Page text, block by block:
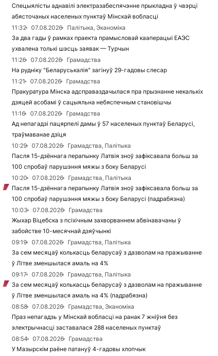
Спецыялісты аднавілі электразабеспячэнне прыкладна ў чвэрці
абясточаных населеных пунктаў Мінскай вобласці
11:32
07.08.2026
Палітыка, Эканоміка
За два гады ў рамках праекта прамысловай кааперацыі ЕАЭС
ухвалена толькі шэсць заявак — Турчын
11:26
07.08.2026
Грамадства
На рудніку "Беларуськалія" загінуў 29-гадовы слесар
11:21
07.08.2026
Грамадства
Пракуратура Мінска адсправаздачылася пра прызнанне некалькіх
дзяцей асобамі ў сацыяльна небяспечным становішчы
11:16
07.08.2026
Грамадства
Ад непагадзі пацярпелі дамы ў 57 населеных пунктаў Беларусі,
траўмаванае дзіця
10:29
07.08.2026
Грамадства, Палітыка
Пасля 15-дзённага перапынку Латвія зноў зафіксавала больш за
100 спробаў парушэння мяжы з боку Беларусі
10:20
07.08.2026
Грамадства, Палітыка
Пасля 15-дзённага перапынку Латвія зноў зафіксавала больш за
100 спробаў парушэння мяжы з боку Беларусі (падрабязна)
10:03
07.08.2026
Грамадства
Жыхар Віцебска з псіхічным захворваннем абвінавачаны ў
забойстве 10-месячнай дзяўчынкі
09:19
07.08.2026
Грамадства, Палітыка
За сем месяцаў колькасць беларусаў з дазволам на пражыванне
ў Літве зменшылася амаль на 4%
09:17
07.08.2026
Грамадства, Палітыка
За сем месяцаў колькасць беларусаў з дазволам на пражыванне
ў Літве зменшылася амаль на 4% (падрабязна)
08:58
07.08.2026
Грамадства, Эканоміка
Праз непагадзь у Мінскай вобласці на ранак 7 жніўня без
электрычнасці заставалася 288 населеных пунктаў
08:54
07.08.2026
Грамадства
У Мазырскім раёне патануў 4-гадовы хлопчык